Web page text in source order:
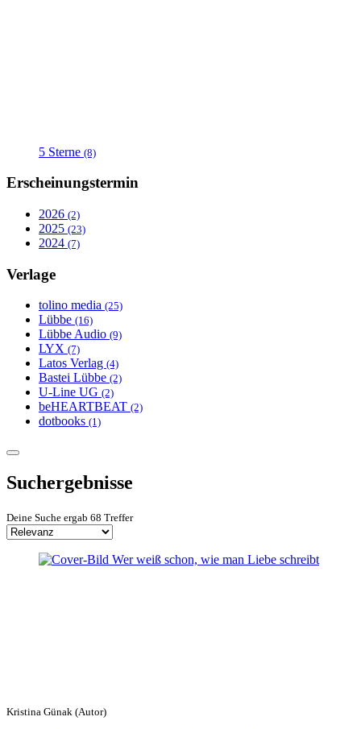
5 Sterne (8)
Erscheinungstermin
2026 (2)
2025 (23)
2024 (7)
Verlage
tolino media (25)
Lübbe (16)
Lübbe Audio (9)
LYX (7)
Latos Verlag (4)
Bastei Lübbe (2)
U-Line UG (2)
beHEARTBEAT (2)
dotbooks (1)
Suchergebnisse
Deine Suche ergab 68 Treffer
Kristina Günak (Autor)